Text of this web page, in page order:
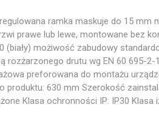
ramka maskuje do 15 mm
prawe lub lewe, montowane bez
możiwość zabudowy
rozżarzonego drutu wg EN 60 695-2-
preforowana do montażu
produktu: 630 mm Szerokość
Klasa ochronności IP: IP30 Klasa